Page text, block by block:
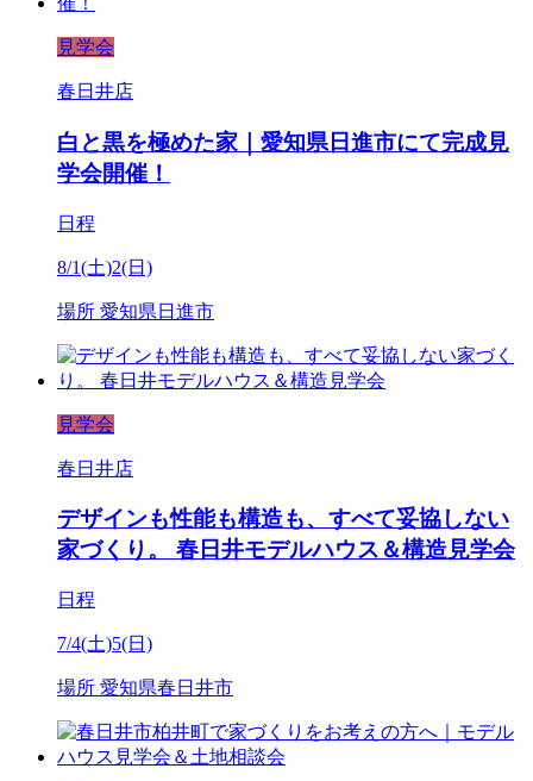
見学会
春日井店
白と黒を極めた家｜愛知県日進市にて完成見
学会開催！
日程
8/1(土)2(日)
場所 愛知県日進市
見学会
春日井店
デザインも性能も構造も、すべて妥協しない
家づくり。 春日井モデルハウス＆構造見学会
日程
7/4(土)5(日)
場所 愛知県春日井市